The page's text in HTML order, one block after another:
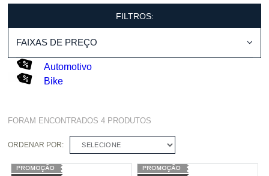
FILTROS:
FAIXAS DE PREÇO
Automotivo
Bike
FORAM ENCONTRADOS4 PRODUTOS
ORDENAR POR: SELECIONE